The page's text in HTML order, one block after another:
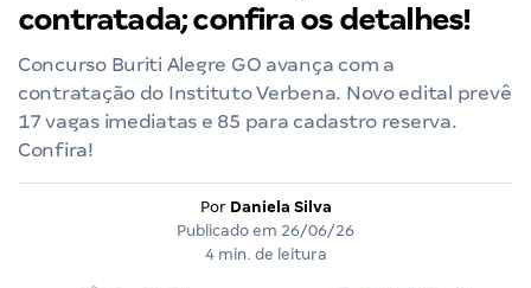
contratada; confira os detalhes!
Concurso Buriti Alegre GO avança com a
contratação do Instituto Verbena. Novo edital prevê
17 vagas imediatas e 85 para cadastro reserva.
Confira!
Por Daniela Silva
Publicado em 26/06/26
4 min. de leitura